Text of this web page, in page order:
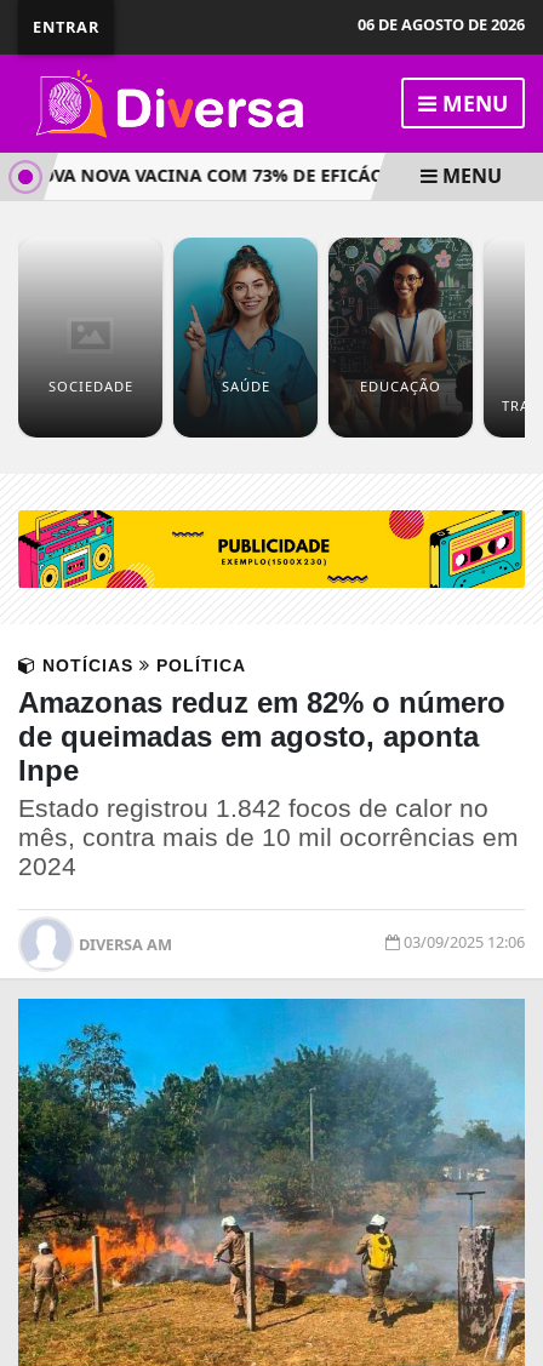
ENTRAR 06 DE AGOSTO DE 2026
MENU
NOVA VACINA COM 73% DE EFICÁCIA PROJETO
MENU
SOCIEDADE SAÚDE EDUCAÇÃO
NOTÍCIAS POLÍTICA
Amazonas reduz em 82% o número
de queimadas em agosto, aponta
Inpe
Estado registrou 1.842 focos de calor no
mês, contra mais de 10 mil ocorrências em
2024
DIVERSA AM 03/09/2025 12:06